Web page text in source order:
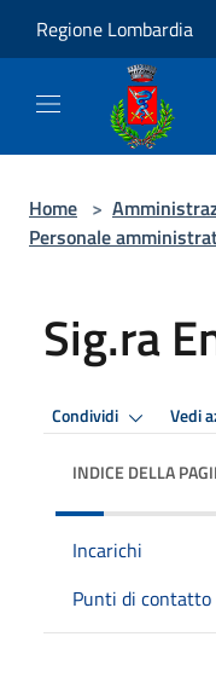
Regione Lombardia
Home >
Personale
Sig.ra
Condividi Vedi
INDICE DELLA
Incarichi
Punti di contatto